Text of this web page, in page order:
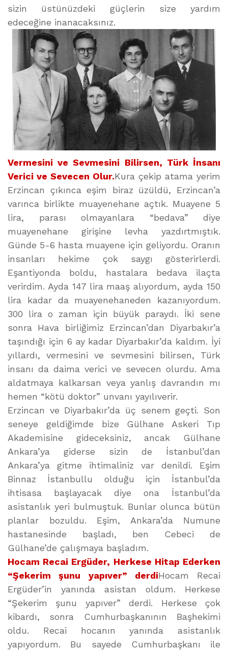
sizin üstünüzdeki güçlerin size yardım
edeceğine inanacaksınız.
Vermesini ve Sevmesini Bilirsen, Türk İnsanı
Verici ve Sevecen Olur.Kura çekip atama yerim
Erzincan çıkınca eşim biraz üzüldü, Erzincan’a
varınca birlikte muayenehane açtık. Muayene 5
lira, parası olmayanlara “bedava” diye
muayenehane girişine levha yazdırtmıştık.
Günde 5-6 hasta muayene için geliyordu. Oranın
insanları hekime çok saygı gösterirlerdi.
Eşantiyonda boldu, hastalara bedava ilaçta
verirdim. Ayda 147 lira maaş alıyordum, ayda 150
lira kadar da muayenehaneden kazanıyordum.
300 lira o zaman için büyük paraydı. İki sene
sonra Hava birliğimiz Erzincan’dan Diyarbakır’a
taşındığı için 6 ay kadar Diyarbakır’da kaldım. İyi
yıllardı, vermesini ve sevmesini bilirsen, Türk
insanı da daima verici ve sevecen olurdu. Ama
aldatmaya kalkarsan veya yanlış davrandın mı
hemen “kötü doktor” unvanı yayılıverir.
Erzincan ve Diyarbakır’da üç senem geçti. Son
seneye geldiğimde bize Gülhane Askeri Tıp
Akademisine gideceksiniz, ancak Gülhane
Ankara’ya giderse sizin de İstanbul’dan
Ankara’ya gitme ihtimaliniz var denildi. Eşim
Binnaz İstanbullu olduğu için İstanbul’da
ihtisasa başlayacak diye ona İstanbul’da
asistanlık yeri bulmuştuk. Bunlar olunca bütün
planlar bozuldu. Eşim, Ankara’da Numune
hastanesinde başladı, ben Cebeci de
Gülhane’de çalışmaya başladım.
Hocam Recai Ergüder, Herkese Hitap Ederken
“Şekerim şunu yapıver” derdiHocam Recai
Ergüder’in yanında asistan oldum. Herkese
“Şekerim şunu yapıver” derdi. Herkese çok
kibardı, sonra Cumhurbaşkanının Başhekimi
oldu. Recai hocanın yanında asistanlık
yapıyordum. Bu sayede Cumhurbaşkanı ile